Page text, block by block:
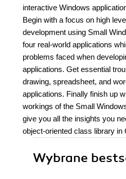
interactive Windows
Begin with a focus on high
development using Small
four real-world applications
problems faced when
applications. Get essential
drawing, spreadsheet, and
applications. Finally finish up
workings of the Small
give you all the insights you
object-oriented class library in
Wybrane